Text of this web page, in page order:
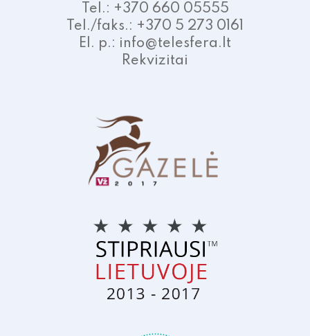
Tel.: +370 660 05555
Tel./faks.: +370 5 273 0161
El. p.: info@telesfera.lt
Rekvizitai